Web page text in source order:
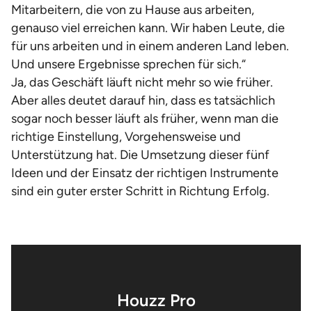
Mitarbeitern, die von zu Hause aus arbeiten,
genauso viel erreichen kann. Wir haben Leute, die
für uns arbeiten und in einem anderen Land leben.
Und unsere Ergebnisse sprechen für sich.“
Ja, das Geschäft läuft nicht mehr so wie früher.
Aber alles deutet darauf hin, dass es tatsächlich
sogar noch besser läuft als früher, wenn man die
richtige Einstellung, Vorgehensweise und
Unterstützung hat. Die Umsetzung dieser fünf
Ideen und der Einsatz der richtigen Instrumente
sind ein guter erster Schritt in Richtung Erfolg.
Houzz Pro